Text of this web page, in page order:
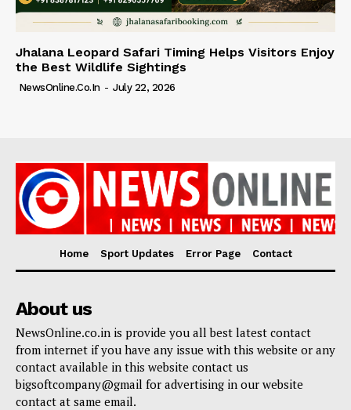
Jhalana Leopard Safari Timing Helps Visitors Enjoy
the Best Wildlife Sightings
NewsOnline.co.in - July 22, 2026
Home Sport Updates Error Page Contact
About us
NewsOnline.co.in is provide you all best latest contact
from internet if you have any issue with this website or any
contact available in this website contact us
bigsoftcompany@gmail for advertising in our website
contact at same email.